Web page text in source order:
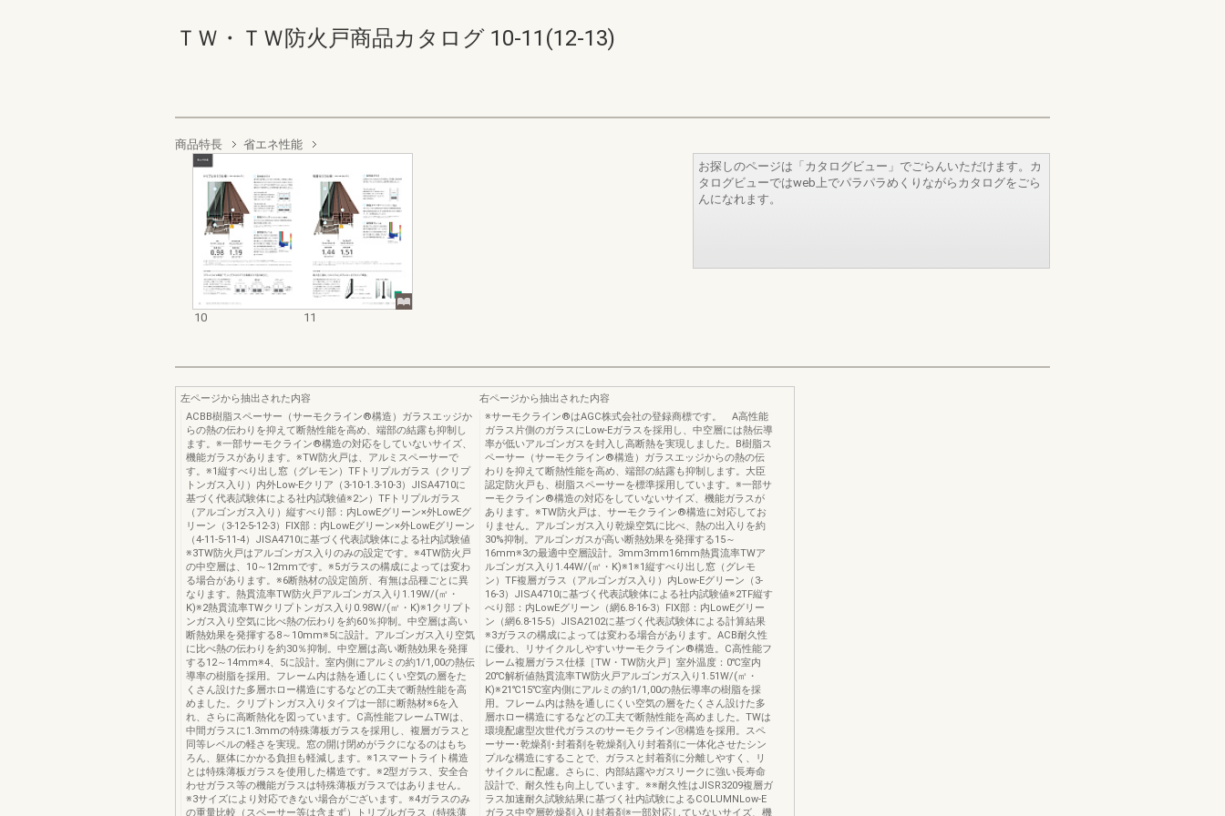
ＴＷ・ＴＷ防火戸商品カタログ 10-11(12-13)
商品特長 省エネ性能
10 11
お探しのページは「カタログビュー」でごらんいただけます。カ
タログビューではweb上でパラパラめくりながらカタログをごら
んになれます。
左ページから抽出された内容
ACBB樹脂スペーサー（サーモクライン®構造）ガラスエッジか
らの熱の伝わりを抑えて断熱性能を高め、端部の結露も抑制し
ます。※一部サーモクライン®構造の対応をしていないサイズ、
機能ガラスがあります。※TW防火戸は、アルミスペーサーで
す。※1縦すべり出し窓（グレモン）TFトリプルガラス（クリプ
トンガス入り）内外Low-Eクリア（3-10-1.3-10-3）JISA4710に
基づく代表試験体による社内試験値※2ン）TFトリプルガラス
（アルゴンガス入り）縦すべり部：内LowEグリーン×外LowEグ
リーン（3-12-5-12-3）FIX部：内LowEグリーン×外LowEグリーン
（4-11-5-11-4）JISA4710に基づく代表試験体による社内試験値
※3TW防火戸はアルゴンガス入りのみの設定です。※4TW防火戸
の中空層は、10～12mmです。※5ガラスの構成によっては変わ
る場合があります。※6断熱材の設定箇所、有無は品種ごとに異
なります。熱貫流率TW防火戸アルゴンガス入り1.19W/(㎡・
K)※2熱貫流率TWクリプトンガス入り0.98W/(㎡・K)※1クリプト
ンガス入り空気に比べ熱の伝わりを約60％抑制。中空層は高い
断熱効果を発揮する8～10mm※5に設計。アルゴンガス入り空気
に比べ熱の伝わりを約30％抑制。中空層は高い断熱効果を発揮
する12～14mm※4、5に設計。室内側にアルミの約1/1,00の熱伝
導率の樹脂を採用。フレーム内は熱を通しにくい空気の層をた
くさん設けた多層ホロー構造にするなどの工夫で断熱性能を高
めました。クリプトンガス入りタイプは一部に断熱材※6を入
れ、さらに高断熱化を図っています。C高性能フレームTWは、
中間ガラスに1.3mmの特殊薄板ガラスを採用し、複層ガラスと
同等レベルの軽さを実現。窓の開け閉めがラクになるのはもち
ろん、躯体にかかる負担も軽減します。※1スマートライト構造
とは特殊薄板ガラスを使用した構造です。※2型ガラス、安全合
わせガラス等の機能ガラスは特殊薄板ガラスではありません。
※3サイズにより対応できない場合がございます。※4ガラスのみ
の重量比較（スペーサー等は含まず）トリプルガラス（特殊薄
右ページから抽出された内容
※サーモクライン®はAGC株式会社の登録商標です。 A高性能
ガラス片側のガラスにLow-Eガラスを採用し、中空層には熱伝導
率が低いアルゴンガスを封入し高断熱を実現しました。B樹脂ス
ペーサー（サーモクライン®構造）ガラスエッジからの熱の伝
わりを抑えて断熱性能を高め、端部の結露も抑制します。大臣
認定防火戸も、樹脂スペーサーを標準採用しています。※一部サ
ーモクライン®構造の対応をしていないサイズ、機能ガラスが
あります。※TW防火戸は、サーモクライン®構造に対応してお
りません。アルゴンガス入り乾燥空気に比べ、熱の出入りを約
30%抑制。アルゴンガスが高い断熱効果を発揮する15～
16mm※3の最適中空層設計。3mm3mm16mm熱貫流率TWア
ルゴンガス入り1.44W/(㎡・K)※1※1縦すべり出し窓（グレモ
ン）TF複層ガラス（アルゴンガス入り）内Low-Eグリーン（3-
16-3）JISA4710に基づく代表試験体による社内試験値※2TF縦す
べり部：内LowEグリーン（網6.8-16-3）FIX部：内LowEグリー
ン（網6.8-15-5）JISA2102に基づく代表試験体による計算結果
※3ガラスの構成によっては変わる場合があります。ACB耐久性
に優れ、リサイクルしやすいサーモクライン®構造。C高性能フ
レーム複層ガラス仕様［TW・TW防火戸］室外温度：0℃室内
20℃解析値熱貫流率TW防火戸アルゴンガス入り1.51W/(㎡・
K)※21℃15℃室内側にアルミの約1/1,00の熱伝導率の樹脂を採
用。フレーム内は熱を通しにくい空気の層をたくさん設けた多
層ホロー構造にするなどの工夫で断熱性能を高めました。TWは
環境配慮型次世代ガラスのサーモクラインⓇ構造を採用。スペ
ーサー･乾燥剤･封着剤を乾燥剤入り封着剤に一体化させたシン
プルな構造にすることで、ガラスと封着剤に分離しやすく、リ
サイクルに配慮。さらに、内部結露やガスリークに強い長寿命
設計で、耐久性も向上しています。※※耐久性はJISR3209複層ガ
ラス加速耐久試験結果に基づく社内試験によるCOLUMNLow-E
ガラス中空層乾燥剤入り封着剤※一部対応していないサイズ、機